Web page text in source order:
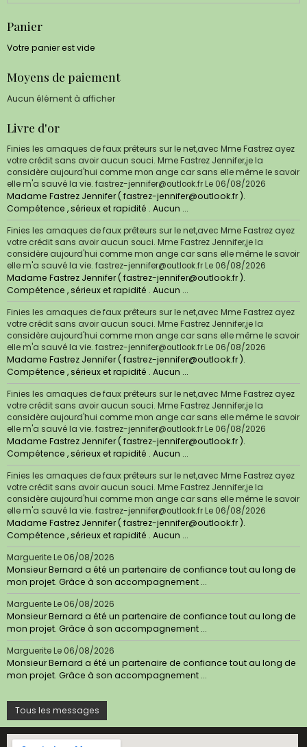
Panier
Votre panier est vide
Moyens de paiement
Aucun élément à afficher
Livre d'or
Finies les arnaques de faux prêteurs sur le net,avec Mme Fastrez ayez
votre crédit sans avoir aucun souci. Mme Fastrez Jennifer,je la
considère aujourd'hui comme mon ange car sans elle même le savoir
elle m'a sauvé la vie. fastrez-jennifer@outlook.frLe 06/08/2026
Madame Fastrez Jennifer ( fastrez-jennifer@outlook.fr ).
Compétence , sérieux et rapidité . Aucun ...
Finies les arnaques de faux prêteurs sur le net,avec Mme Fastrez ayez
votre crédit sans avoir aucun souci. Mme Fastrez Jennifer,je la
considère aujourd'hui comme mon ange car sans elle même le savoir
elle m'a sauvé la vie. fastrez-jennifer@outlook.frLe 06/08/2026
Madame Fastrez Jennifer ( fastrez-jennifer@outlook.fr ).
Compétence , sérieux et rapidité . Aucun ...
Finies les arnaques de faux prêteurs sur le net,avec Mme Fastrez ayez
votre crédit sans avoir aucun souci. Mme Fastrez Jennifer,je la
considère aujourd'hui comme mon ange car sans elle même le savoir
elle m'a sauvé la vie. fastrez-jennifer@outlook.frLe 06/08/2026
Madame Fastrez Jennifer ( fastrez-jennifer@outlook.fr ).
Compétence , sérieux et rapidité . Aucun ...
Finies les arnaques de faux prêteurs sur le net,avec Mme Fastrez ayez
votre crédit sans avoir aucun souci. Mme Fastrez Jennifer,je la
considère aujourd'hui comme mon ange car sans elle même le savoir
elle m'a sauvé la vie. fastrez-jennifer@outlook.frLe 06/08/2026
Madame Fastrez Jennifer ( fastrez-jennifer@outlook.fr ).
Compétence , sérieux et rapidité . Aucun ...
Finies les arnaques de faux prêteurs sur le net,avec Mme Fastrez ayez
votre crédit sans avoir aucun souci. Mme Fastrez Jennifer,je la
considère aujourd'hui comme mon ange car sans elle même le savoir
elle m'a sauvé la vie. fastrez-jennifer@outlook.frLe 06/08/2026
Madame Fastrez Jennifer ( fastrez-jennifer@outlook.fr ).
Compétence , sérieux et rapidité . Aucun ...
MargueriteLe 06/08/2026
Monsieur Bernard a été un partenaire de confiance tout au long de
mon projet. Grâce à son accompagnement ...
MargueriteLe 06/08/2026
Monsieur Bernard a été un partenaire de confiance tout au long de
mon projet. Grâce à son accompagnement ...
MargueriteLe 06/08/2026
Monsieur Bernard a été un partenaire de confiance tout au long de
mon projet. Grâce à son accompagnement ...
Tous les messages